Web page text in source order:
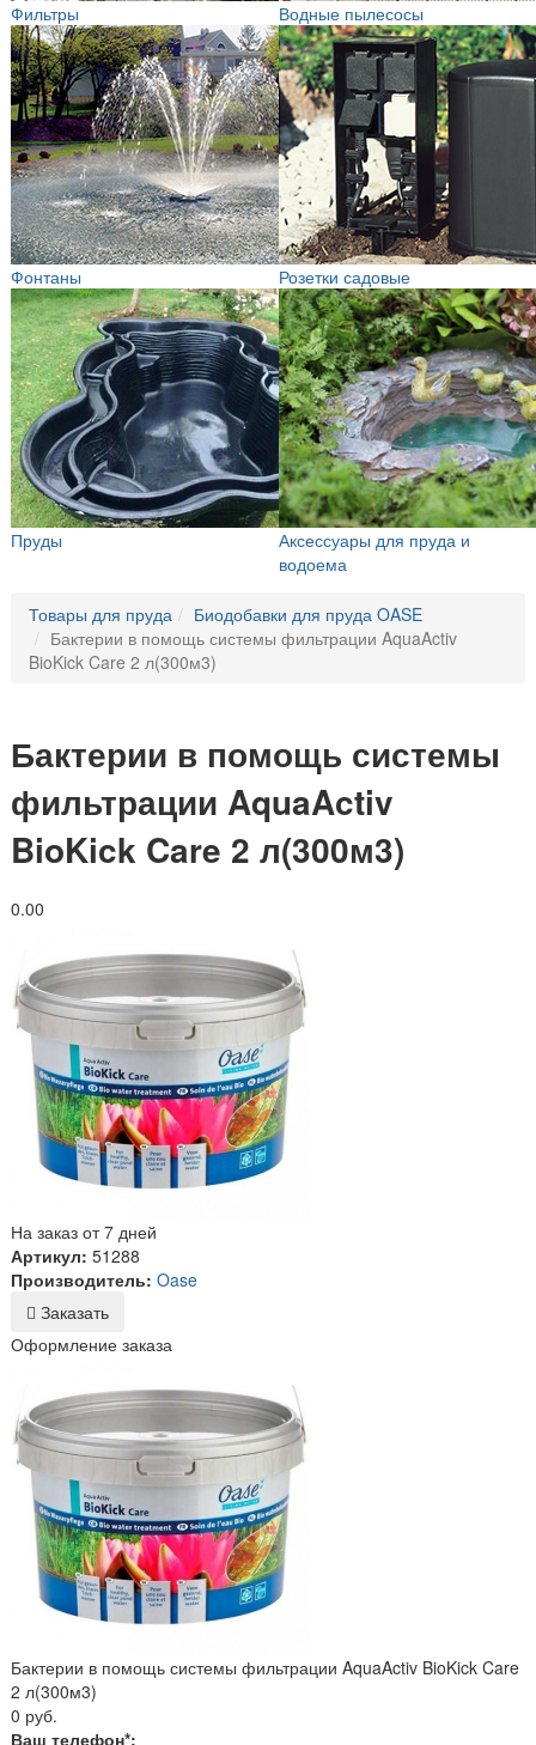
Фильтры Водные пылесосы
Фонтаны Розетки садовые
Пруды
Аксессуары для пруда и
водоема
Товары для пруда
Биодобавки для пруда OASE
Бактерии в помощь системы фильтрации AquaActiv
BioKick Care 2 л(300м3)
Бактерии в помощь системы
фильтрации AquaActiv
BioKick Care 2 л(300м3)
0.00
На заказ от 7 дней
Артикул: 51288
Производитель: Oase
Заказать
Оформление заказа
Бактерии в помощь системы фильтрации AquaActiv BioKick Care
2 л(300м3)
0 руб.
Ваш телефон*: